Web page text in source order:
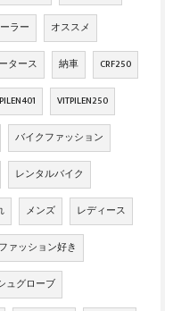
ラー オススメ
タース 納車 CRF250
VITPILEN250
バイクファッション
レンタルバイク
メンズ レディース
ファッション好き
ュグローブ